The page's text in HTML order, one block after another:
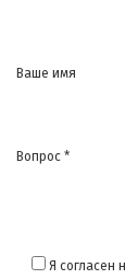
Ваше имя
Вопрос *
Я согласен